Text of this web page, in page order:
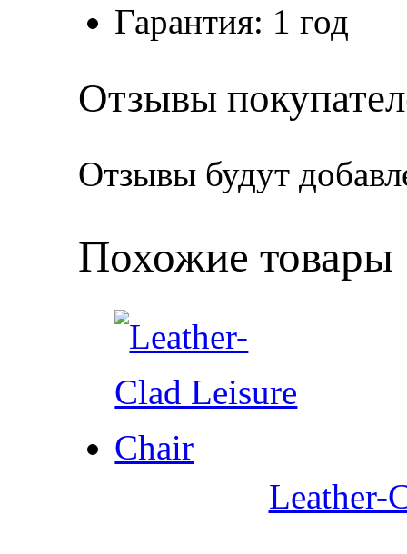
Гарантия: 1 год
Отзывы
Отзывы будут
Похожие товары
Leather-